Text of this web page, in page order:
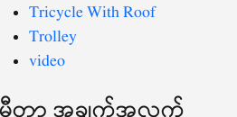
Tricycle With Roof
Trolley
video
မီတာ အချက်အလက်